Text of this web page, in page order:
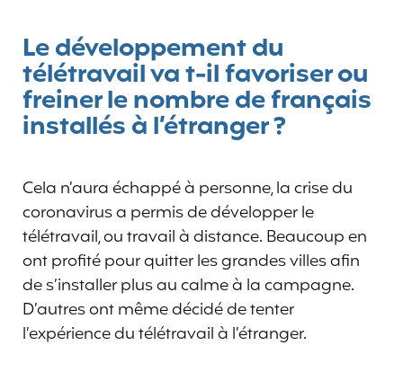
Le développement du
télétravail va t-il favoriser ou
freiner le nombre de français
installés à l’étranger ?
Cela n’aura échappé à personne, la crise du
coronavirus a permis de développer le
télétravail, ou travail à distance. Beaucoup en
ont profité pour quitter les grandes villes afin
de s’installer plus au calme à la campagne.
D’autres ont même décidé de tenter
l’expérience du télétravail à l’étranger.